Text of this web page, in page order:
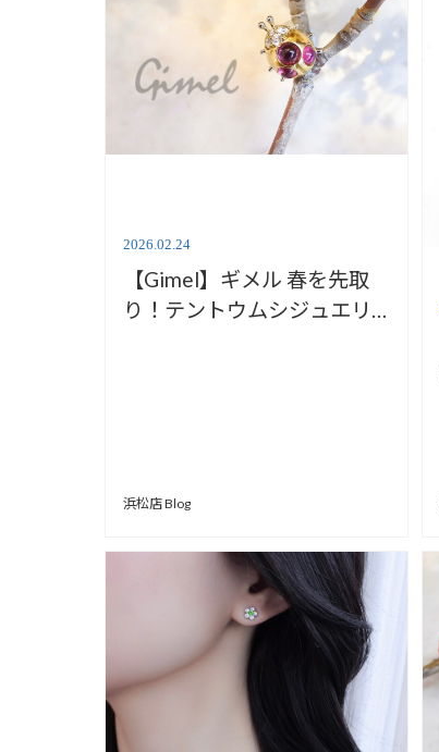
2026.02.24
【Gimel】ギメル 春を先取
り！テントウムシジュエリ
浜松店 Blog